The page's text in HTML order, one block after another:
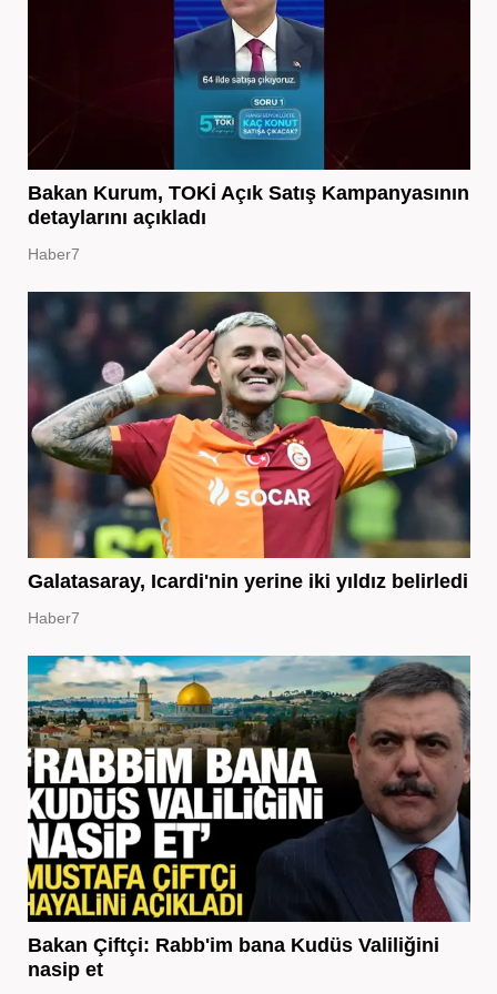
Bakan Kurum, TOKİ Açık Satış Kampanyasının
detaylarını açıkladı
Haber7
Galatasaray, Icardi'nin yerine iki yıldız belirledi
Haber7
Bakan Çiftçi: Rabb'im bana Kudüs Valiliğini
nasip et